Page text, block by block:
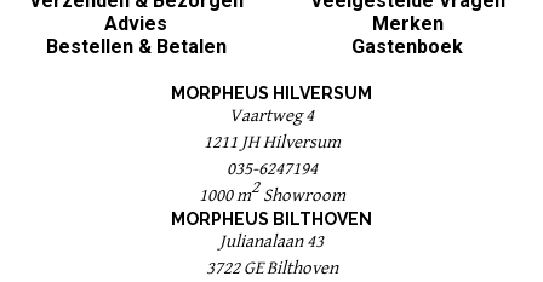
Advies
Bestellen & Betalen
Merken
Gastenboek
MORPHEUS HILVERSUM
Vaartweg 4
1211 JH Hilversum
035-6247194
1000 m2Showroom
MORPHEUS BILTHOVEN
Julianalaan 43
3722 GE Bilthoven